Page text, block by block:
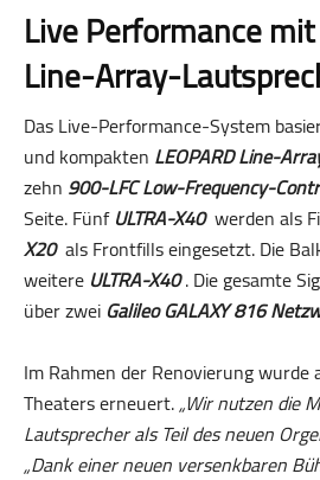
Live Performance
Line-Array-
Das Live-Performance-System
und kompakten LEOPARD Line-
zehn 900-LFC Low-Frequency-
Seite. FünfULTRA-X40werden als
X20als Frontfills eingesetzt. Die
weitere ULTRA-X40. Die gesamte
über zwei Galileo GALAXY 816
Im Rahmen der Renovierung wurde
Theaters erneuert.„Wir nutzen die
Lautsprecher als Teil des neuen
„Dank einer neuen versenkbaren